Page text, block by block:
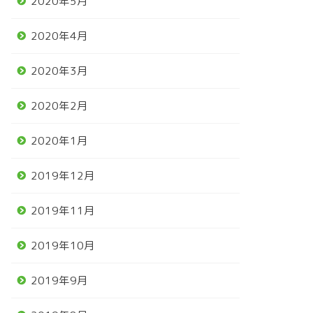
2020年4月
2020年3月
2020年2月
2020年1月
2019年12月
2019年11月
2019年10月
2019年9月